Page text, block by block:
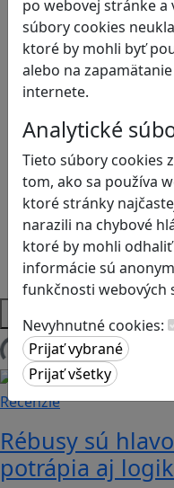
po webovej stránke a
súbory cookies
ktoré by mohli byť
alebo na
internete.
Analytické
Tieto súbory cookies
tom, ako sa používa
ktoré stránky
narazili na chybové
ktoré by mohli
informácie sú
funkčnosti webových
Nevyhnutné cookies:
Digitálna
Ekológia
Globálne
Kreativita
Kritické myslenie
Kyberšikana
Logické myslenie
Ľudské práva a
Motorika a
Programovanie/
Sociálne zručnosti
Strategické
Zdravie a pohyb
Platformy
Načítam blogy
Recenzie
Rébusy sú
potrápia aj